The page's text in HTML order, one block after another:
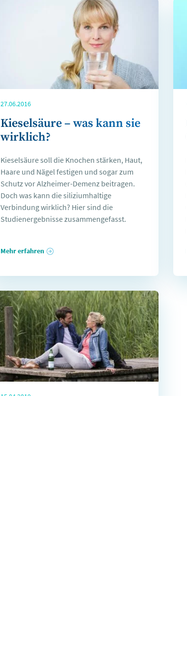
27.06.2016
Kieselsäure – was kann sie
wirklich?
Kieselsäure soll die Knochen stärken, Haut,
Haare und Nägel festigen und sogar zum
Schutz vor Alzheimer-Demenz beitragen.
Doch was kann die siliziumhaltige
Verbindung wirklich? Hier sind die
Studienergebnisse zusammengefasst.
Mehr erfahren
15.04.2019